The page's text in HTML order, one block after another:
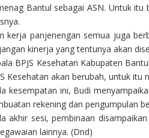
Bantul sebagai ASN. Untuk
kerja panjenengan semua juga
kinerja yang tentunya akan
BPJS Kesehatan Kabupaten
Kesehatan akan berubah, untuk
kesempatan ini, Budi
rekening dan pengumpulan
akhir sesi, pembinaan
lainnya. (Dnd)